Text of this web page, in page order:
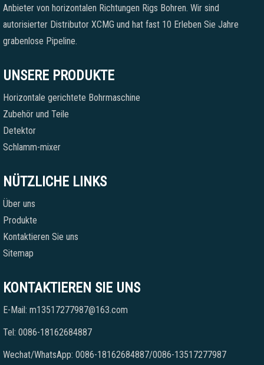
Anbieter von horizontalen Richtungen Rigs Bohren. Wir sind
autorisierter Distributor XCMG und hat fast 10 Erleben Sie Jahre
grabenlose Pipeline.
UNSERE PRODUKTE
Horizontale gerichtete Bohrmaschine
Zubehör und Teile
Detektor
Schlamm-mixer
NÜTZLICHE LINKS
Über uns
Produkte
Kontaktieren Sie uns
Sitemap
KONTAKTIEREN SIE UNS
E-Mail: m13517277987@163.com
Tel: 0086-18162684887
Wechat/WhatsApp: 0086-18162684887/0086-13517277987